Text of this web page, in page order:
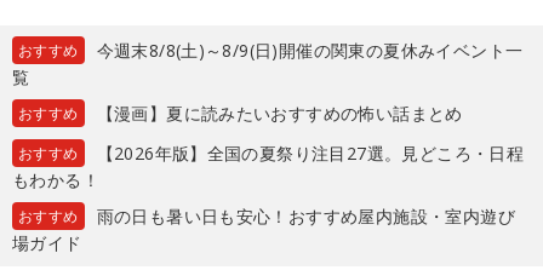
おすすめ
今週末8/8(土)～8/9(日)開催の関東の夏休みイベント一
覧
おすすめ 【漫画】夏に読みたいおすすめの怖い話まとめ
おすすめ
【2026年版】全国の夏祭り注目27選。見どころ・日程
もわかる！
おすすめ
雨の日も暑い日も安心！おすすめ屋内施設・室内遊び
場ガイド